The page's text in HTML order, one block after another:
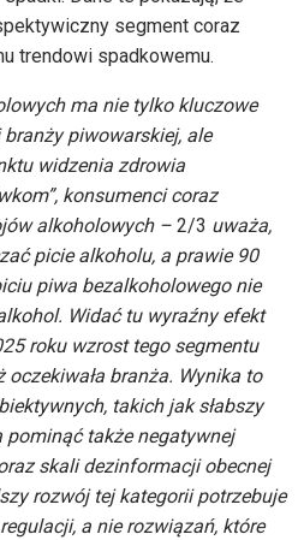
segment coraz
trendowi spadkowemu.
ma nie tylko kluczowe
piwowarskiej, ale
widzenia zdrowia
konsumenci coraz
alkoholowych – 2/3 uważa,
picie alkoholu, a prawie 90
piwa bezalkoholowego nie
Widać tu wyraźny efekt
roku wzrost tego segmentu
branża. Wynika to
takich jak słabszy
pominąć także negatywnej
skali dezinformacji obecnej
rozwój tej kategorii potrzebuje
a nie rozwiązań, które